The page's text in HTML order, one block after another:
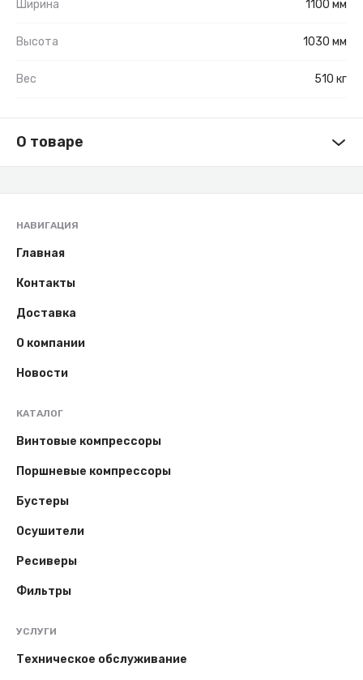
Ширина 1100 мм
Высота 1030 мм
Вес 510 кг
О товаре
НАВИГАЦИЯ
Главная
Контакты
Доставка
О компании
Новости
КАТАЛОГ
Винтовые компрессоры
Поршневые компрессоры
Бустеры
Осушители
Ресиверы
Фильтры
УСЛУГИ
Техническое обслуживание